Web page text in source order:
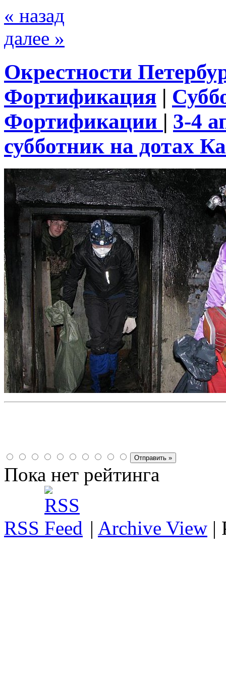
« назад
далее »
Окрестности
Фортификация |
Фортификации | 3-4
субботник на дотах
Пока нет рейтинга
RSS | Archive View |